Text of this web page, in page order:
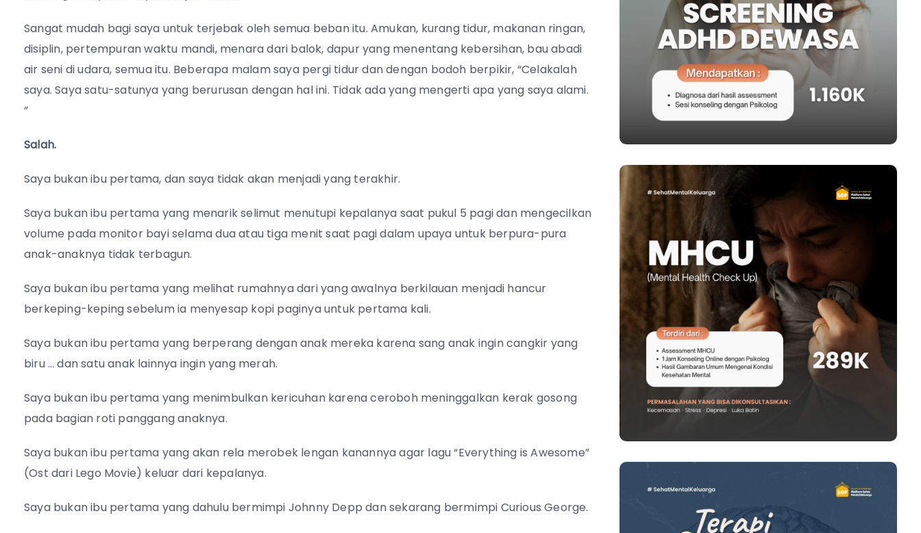
Sangat mudah bagi saya untuk terjebak oleh semua beban itu. Amukan, kurang tidur, makanan ringan,
disiplin, pertempuran waktu mandi, menara dari balok, dapur yang menentang kebersihan, bau abadi
air seni di udara, semua itu. Beberapa malam saya pergi tidur dan dengan bodoh berpikir, “Celakalah
saya. Saya satu-satunya yang berurusan dengan hal ini. Tidak ada yang mengerti apa yang saya alami.
”
Salah.
Saya bukan ibu pertama, dan saya tidak akan menjadi yang terakhir.
Saya bukan ibu pertama yang menarik selimut menutupi kepalanya saat pukul 5 pagi dan mengecilkan
volume pada monitor bayi selama dua atau tiga menit saat pagi dalam upaya untuk berpura-pura
anak-anaknya tidak terbagun.
Saya bukan ibu pertama yang melihat rumahnya dari yang awalnya berkilauan menjadi hancur
berkeping-keping sebelum ia menyesap kopi paginya untuk pertama kali.
Saya bukan ibu pertama yang berperang dengan anak mereka karena sang anak ingin cangkir yang
biru … dan satu anak lainnya ingin yang merah.
Saya bukan ibu pertama yang menimbulkan kericuhan karena ceroboh meninggalkan kerak gosong
pada bagian roti panggang anaknya.
Saya bukan ibu pertama yang akan rela merobek lengan kanannya agar lagu “Everything is Awesome”
(Ost dari Lego Movie) keluar dari kepalanya.
Saya bukan ibu pertama yang dahulu bermimpi Johnny Depp dan sekarang bermimpi Curious George.